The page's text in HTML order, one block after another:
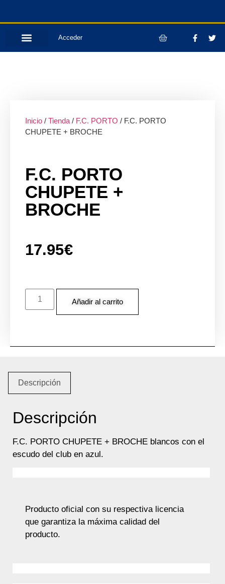
Acceder
Inicio / Tienda / F.C. PORTO / F.C. PORTO
CHUPETE + BROCHE
F.C. PORTO
CHUPETE +
BROCHE
17.95€
Añadir al carrito
Descripción
Descripción
F.C. PORTO CHUPETE + BROCHE blancos con el
escudo del club en azul.
Producto oficial con su respectiva licencia
que garantiza la máxima calidad del
producto.